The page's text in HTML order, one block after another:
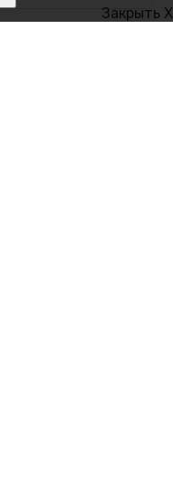
Закрыть X